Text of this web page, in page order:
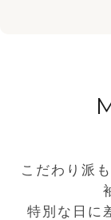
こだわり派
特別な日に